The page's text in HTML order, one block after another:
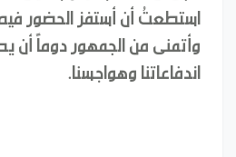
استطعتُ أن أستفز الحضور
وأتمنى من الجمهور دوماً
اندفاعاتنا وهواجسنا.